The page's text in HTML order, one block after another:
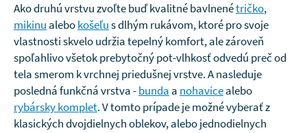
Ako druhú vrstvu zvoľte buď kvalitné bavlnenétričko,
mikinu alebokošeľus dlhým rukávom, ktoré pro svoje
vlastnosti skvelo udržia tepelný komfort, ale zároveň
spoľahlivo všetok prebytočný pot-vlhkosť odvedú preč od
tela smerom k vrchnej priedušnej vrstve. A nasleduje
posledná funkčná vrstva -bunda a nohavicealebo
rybársky komplet. V tomto prípade je možné vyberať z
klasických dvojdielnych oblekov, alebo jednodielnych